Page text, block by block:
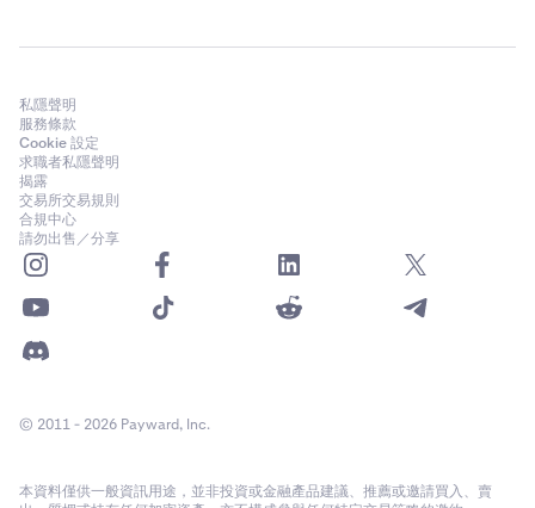
私隱聲明
服務條款
Cookie 設定
求職者私隱聲明
揭露
交易所交易規則
合規中心
請勿出售／分享
© 2011 - 2026 Payward, Inc.
本資料僅供一般資訊用途，並非投資或金融產品建議、推薦或邀請買入、賣